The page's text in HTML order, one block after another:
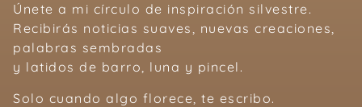
Únete a mi círculo de inspiración silvestre.
Recibirás noticias suaves, nuevas creaciones,
palabras sembradas
y latidos de barro, luna y pincel.
Solo cuando algo florece, te escribo.